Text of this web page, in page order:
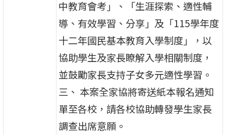
中教育會考」、「生涯探索、適性輔
導、有效學習、分享」及「115學年度
十二年國民基本教育入學制度」，以
協助學生及家長瞭解入學相關制度，
並鼓勵家長支持子女多元適性學習。
三、 本案全家協將寄送紙本報名通知
單至各校，請各校協助轉發學生家長
調查出席意願。